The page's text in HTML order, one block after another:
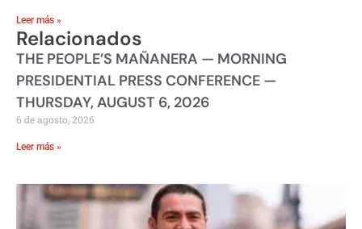
Leer más »
Relacionados
THE PEOPLE’S MAÑANERA — MORNING
PRESIDENTIAL PRESS CONFERENCE —
THURSDAY, AUGUST 6, 2026
6 de agosto, 2026
Leer más »